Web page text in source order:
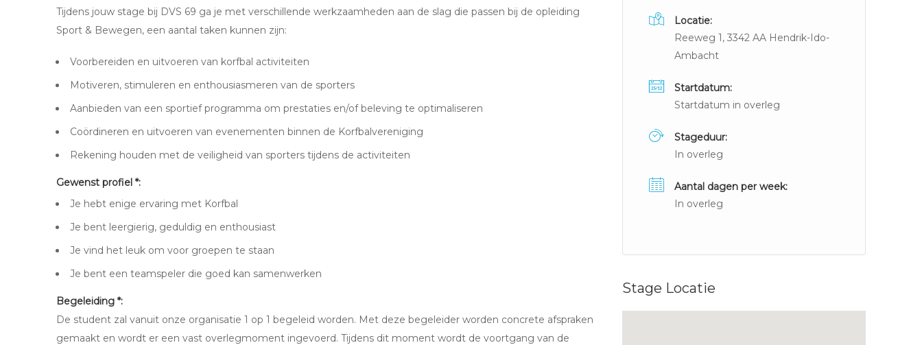
Tijdens jouw stage bij DVS 69 ga je met verschillende werkzaamheden aan de slag die passen bij de opleiding
Sport & Bewegen, een aantal taken kunnen zijn:
Voorbereiden en uitvoeren van korfbal activiteiten
Motiveren, stimuleren en enthousiasmeren van de sporters
Aanbieden van een sportief programma om prestaties en/of beleving te optimaliseren
Coördineren en uitvoeren van evenementen binnen de Korfbalvereniging
Rekening houden met de veiligheid van sporters tijdens de activiteiten
Gewenst profiel *:
Je hebt enige ervaring met Korfbal
Je bent leergierig, geduldig en enthousiast
Je vind het leuk om voor groepen te staan
Je bent een teamspeler die goed kan samenwerken
Begeleiding *:
De student zal vanuit onze organisatie 1 op 1 begeleid worden. Met deze begeleider worden concrete afspraken
gemaakt en wordt er een vast overlegmoment ingevoerd. Tijdens dit moment wordt de voortgang van de
Locatie:
Reeweg 1, 3342 AA Hendrik-Ido-
Ambacht
Startdatum:
Startdatum in overleg
Stageduur:
In overleg
Aantal dagen per week:
In overleg
Stage Locatie